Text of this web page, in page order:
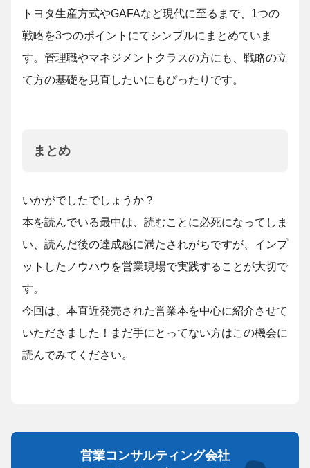
トヨタ生産方式やGAFAなど現代に至るまで、1つの
戦略を3つのポイントにてシンプルにまとめていま
す。管理職やマネジメントクラスの方にも、戦略の立
て方の基礎を見直したいにもぴったりです。
まとめ
いかがでしたでしょうか？
本を読んでいる最中は、読むことに必死になってしま
い、読んだ後の達成感に満たされがちですが、インプ
ットしたノウハウを営業現場で実践することが大切で
す。
今回は、本直近発売された営業本を中心に紹介させて
いただきました！まだ手にとってない方はこの機会に
読んでみてください。
営業コンサルティング会社